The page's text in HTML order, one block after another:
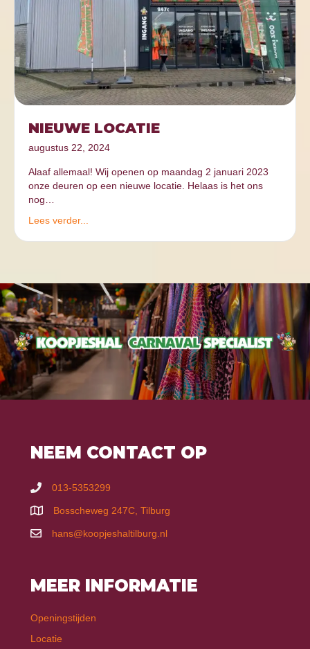
NIEUWE LOCATIE
augustus 22, 2024
Alaaf allemaal! Wij openen op maandag 2 januari 2023
onze deuren op een nieuwe locatie. Helaas is het ons
nog…
Lees verder...
NEEM CONTACT OP
013-5353299
Bosscheweg 247C, Tilburg
hans@koopjeshaltilburg.nl
MEER INFORMATIE
Openingstijden
Locatie